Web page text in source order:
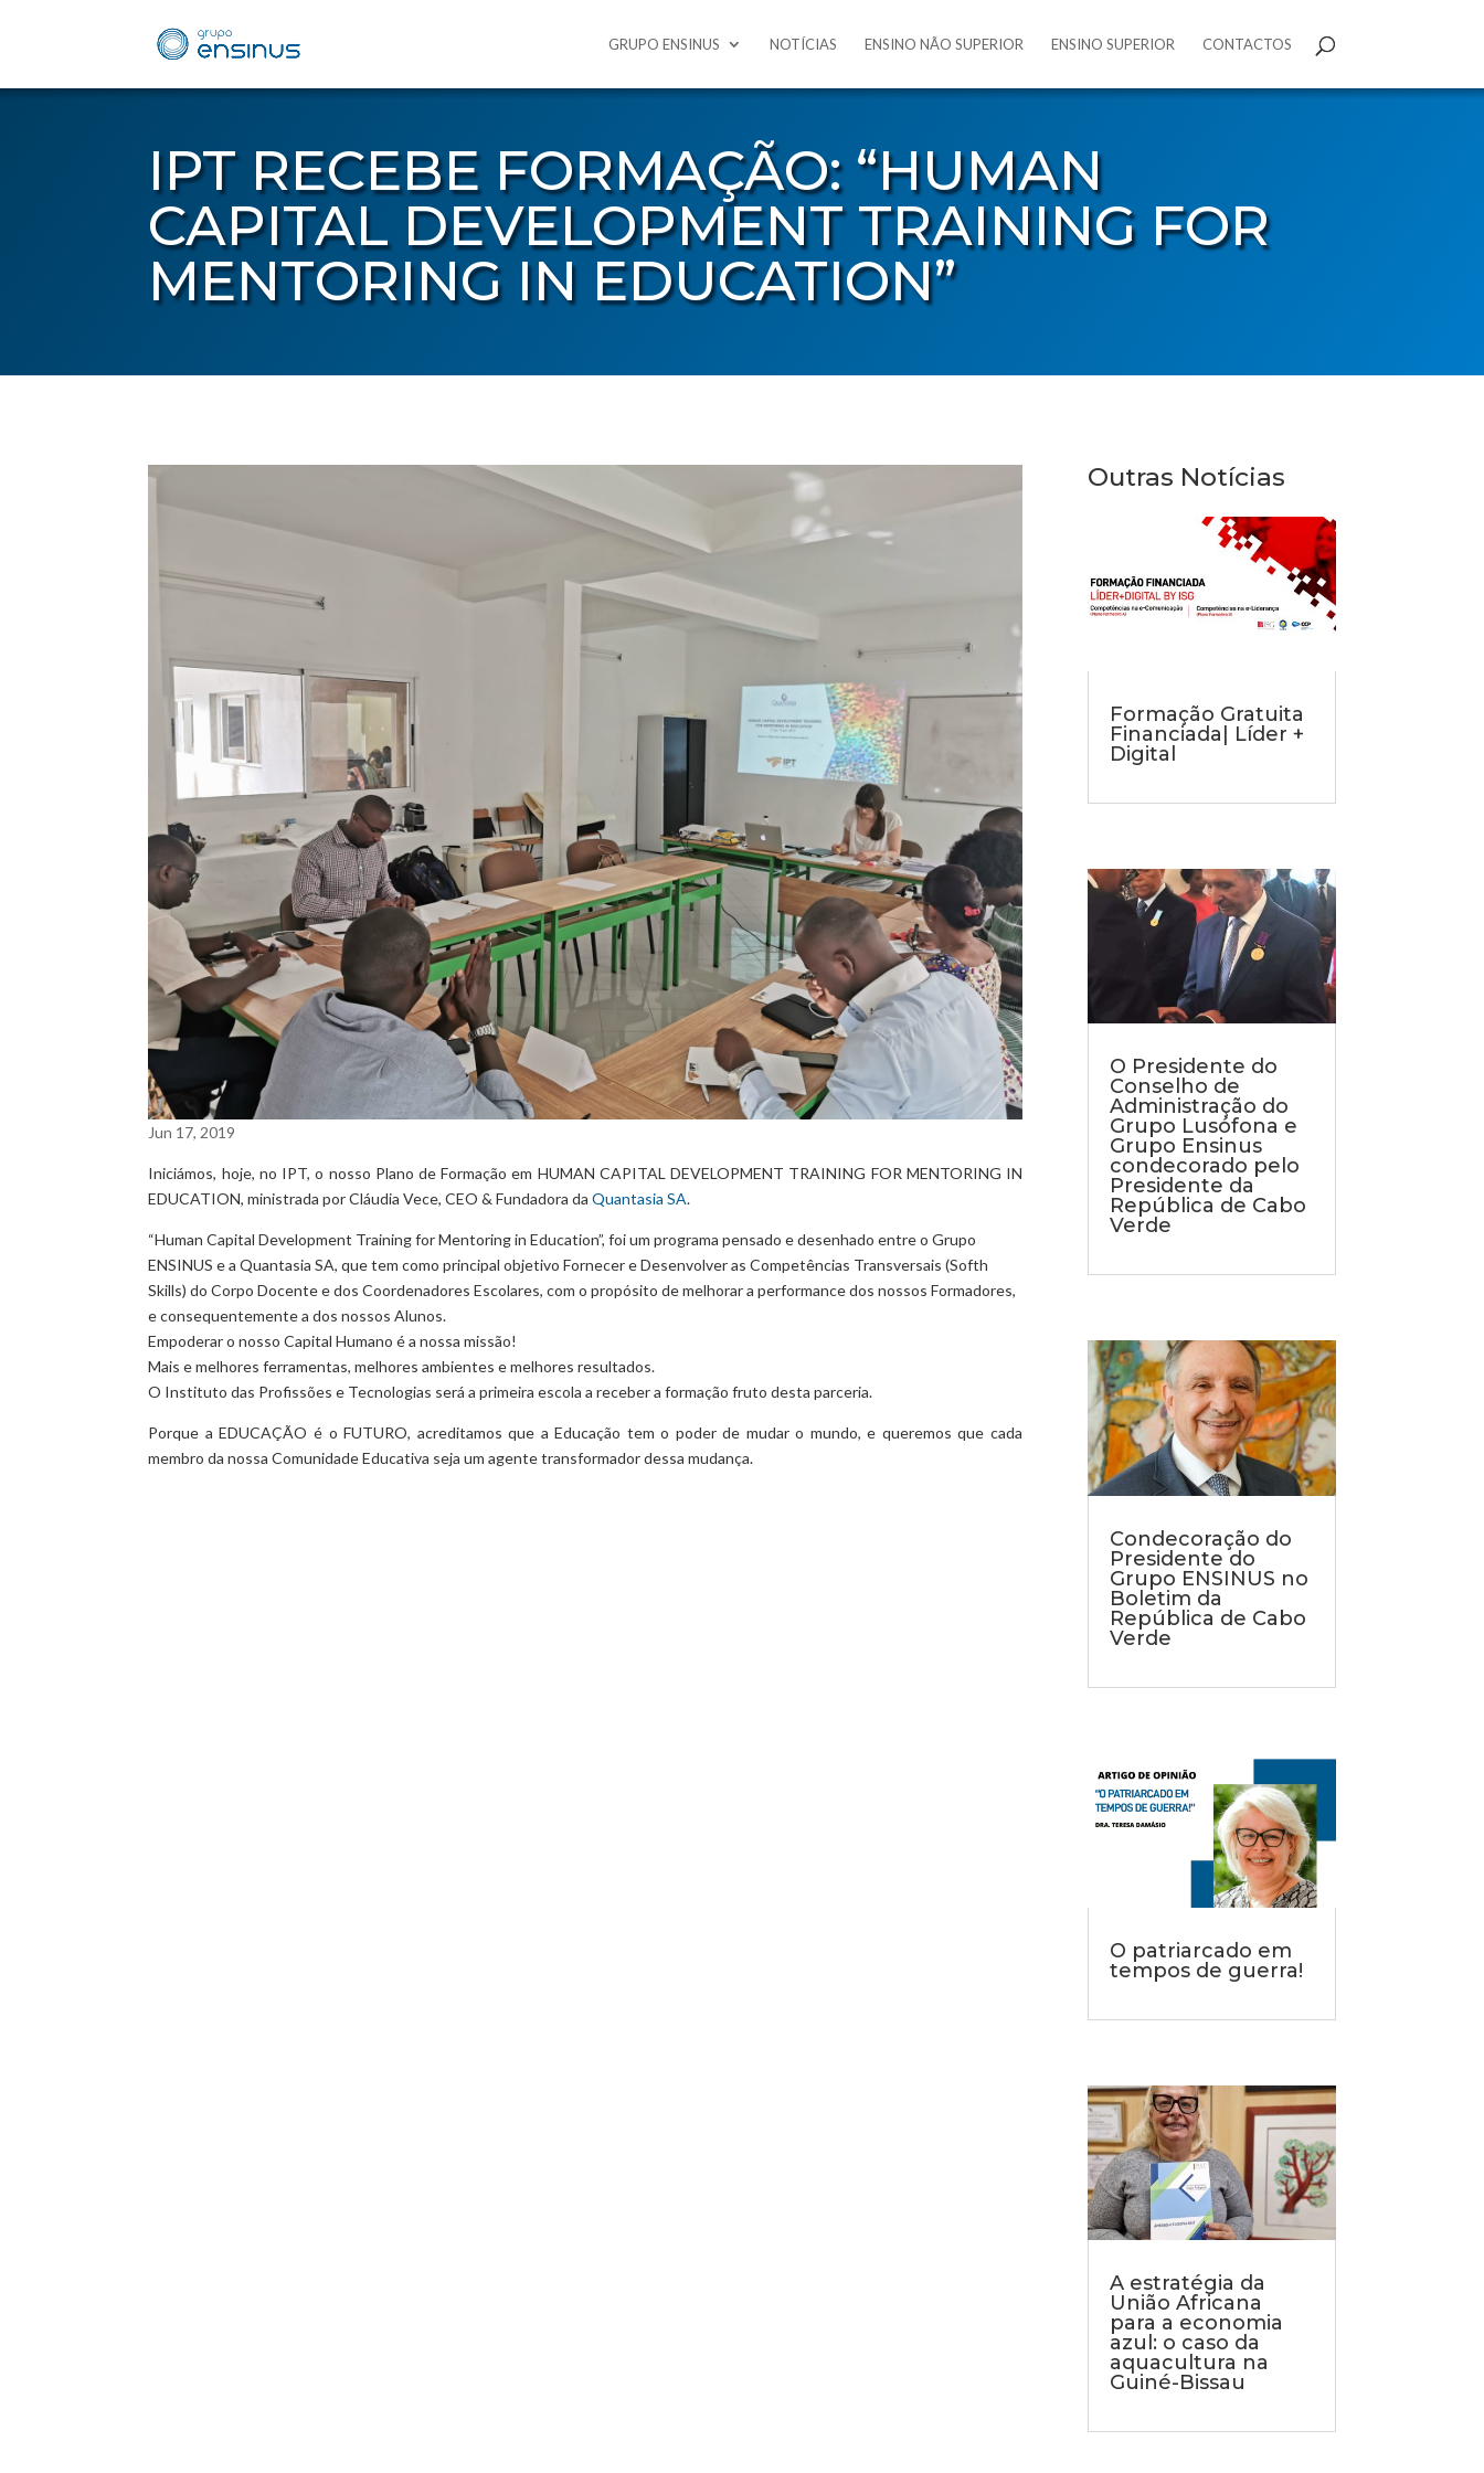
GRUPO ENSINUS NOTÍCIAS ENSINO NÃO SUPERIOR ENSINO SUPERIOR CONTACTOS
IPT RECEBE FORMAÇÃO: “HUMAN
CAPITAL DEVELOPMENT TRAINING FOR
MENTORING IN EDUCATION”
Jun 17, 2019
Iniciámos, hoje, no IPT, o nosso Plano de Formação em HUMAN CAPITAL DEVELOPMENT TRAINING FOR MENTORING IN
EDUCATION, ministrada por Cláudia Vece, CEO & Fundadora daQuantasia SA.
“Human Capital Development Training for Mentoring in Education”, foi um programa pensado e desenhado entre o Grupo
ENSINUS e a Quantasia SA, que tem como principal objetivo Fornecer e Desenvolver as Competências Transversais (Softh
Skills) do Corpo Docente e dos Coordenadores Escolares, com o propósito de melhorar a performance dos nossos Formadores,
e consequentemente a dos nossos Alunos.
Empoderar o nosso Capital Humano é a nossa missão!
Mais e melhores ferramentas, melhores ambientes e melhores resultados.
O Instituto das Profissões e Tecnologias será a primeira escola a receber a formação fruto desta parceria.
Porque a EDUCAÇÃO é o FUTURO, acreditamos que a Educação tem o poder de mudar o mundo, e queremos que cada
membro da nossa Comunidade Educativa seja um agente transformador dessa mudança.
Outras Notícias
Formação Gratuita
Financiada| Líder +
Digital
O Presidente do
Conselho de
Administração do
Grupo Lusófona e
Grupo Ensinus
condecorado pelo
Presidente da
República de Cabo
Verde
Condecoração do
Presidente do
Grupo ENSINUS no
Boletim da
República de Cabo
Verde
O patriarcado em
tempos de guerra!
A estratégia da
União Africana
para a economia
azul: o caso da
aquacultura na
Guiné-Bissau